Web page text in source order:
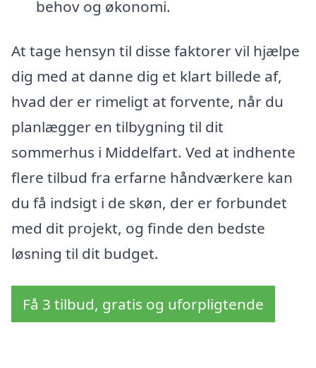
behov og økonomi.
At tage hensyn til disse faktorer vil hjælpe
dig med at danne dig et klart billede af,
hvad der er rimeligt at forvente, når du
planlægger en tilbygning til dit
sommerhus i Middelfart. Ved at indhente
flere tilbud fra erfarne håndværkere kan
du få indsigt i de skøn, der er forbundet
med dit projekt, og finde den bedste
løsning til dit budget.
Få 3 tilbud, gratis og uforpligtende